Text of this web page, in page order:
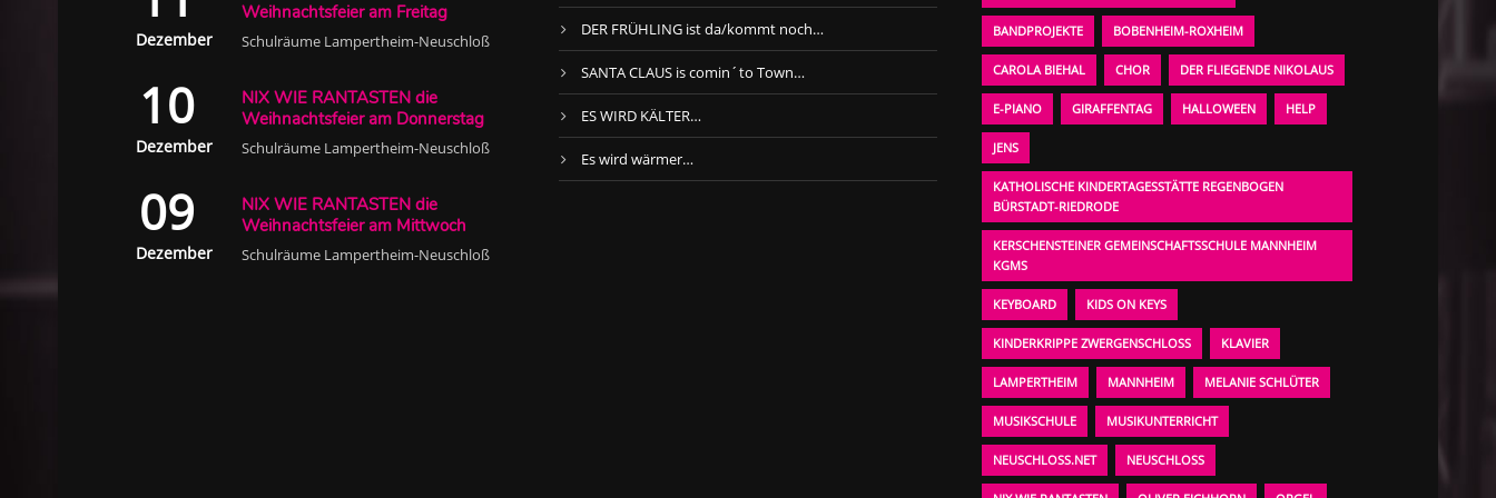
Dezember
Weihnachtsfeier am Freitag
Schulräume Lampertheim-Neuschloß
10
Dezember
NIX WIE RANTASTEN die
Weihnachtsfeier am Donnerstag
Schulräume Lampertheim-Neuschloß
09
Dezember
NIX WIE RANTASTEN die
Weihnachtsfeier am Mittwoch
Schulräume Lampertheim-Neuschloß
DER FRÜHLING ist da/kommt noch…
SANTA CLAUS is comin´to Town…
ES WIRD KÄLTER…
Es wird wärmer…
BANDPROJEKTE BOBENHEIM-ROXHEIM
CAROLA BIEHAL CHOR DER FLIEGENDE NIKOLAUS
E-PIANO GIRAFFENTAG HALLOWEEN HELP
JENS
KATHOLISCHE KINDERTAGESSTÄTTE REGENBOGEN
BÜRSTADT-RIEDRODE
KERSCHENSTEINER GEMEINSCHAFTSSCHULE MANNHEIM
KGMS
KEYBOARD KIDS ON KEYS
KINDERKRIPPE ZWERGENSCHLOSS KLAVIER
LAMPERTHEIM MANNHEIM MELANIE SCHLÜTER
MUSIKSCHULE MUSIKUNTERRICHT
NEUSCHLOSS.NET NEUSCHLOSS